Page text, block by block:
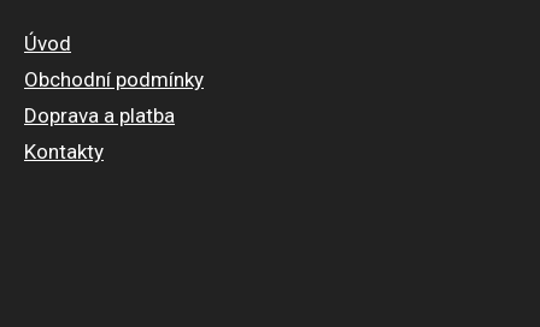
Úvod
Obchodní podmínky
Doprava a platba
Kontakty